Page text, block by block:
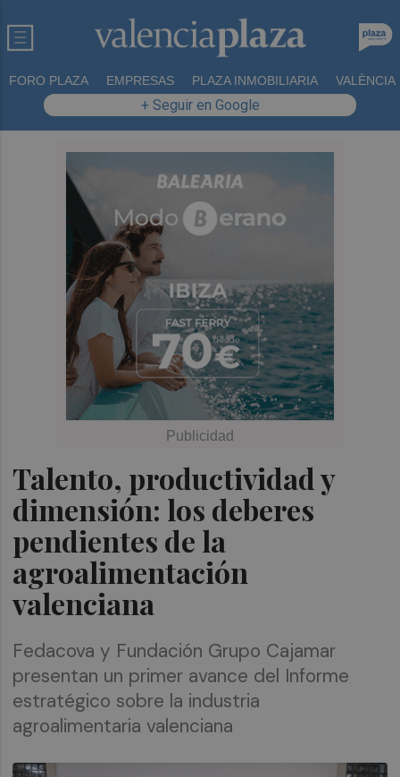
FORO PLAZA EMPRESAS PLAZA INMOBILIARIA VALÈNCIA
+ Seguir en Google
Talento, productividad y
dimensión: los deberes
pendientes de la
agroalimentación
valenciana
Fedacova y Fundación Grupo Cajamar
presentan un primer avance del Informe
estratégico sobre la industria
agroalimentaria valenciana